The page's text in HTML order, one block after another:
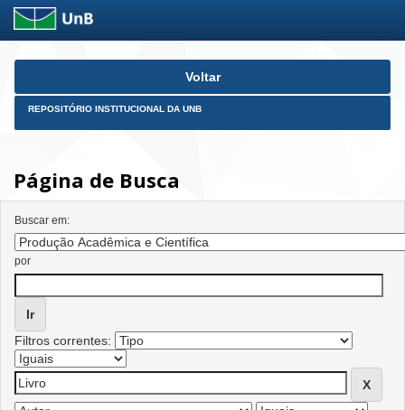
Skip
Voltar
REPOSITÓRIO INSTITUCIONAL DA UNB
Página de Busca
Buscar em:
por
Filtros correntes: